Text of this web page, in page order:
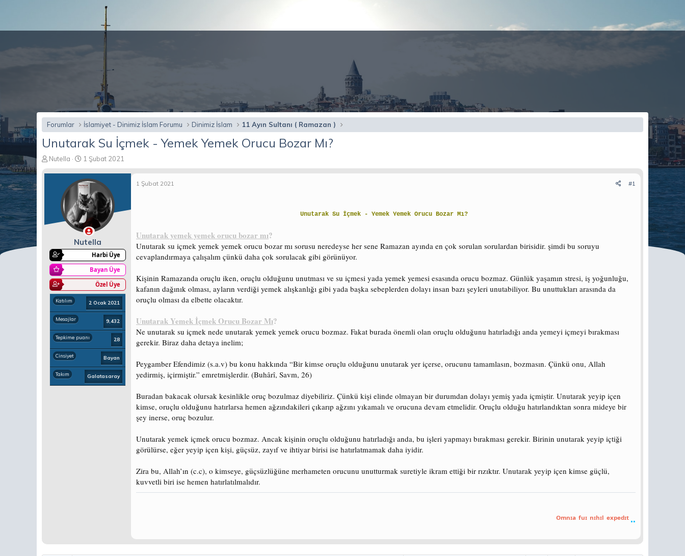
Forumlar İslamiyet - Dinimiz İslam Forumu Dinimiz İslam 11 Ayın Sultanı ( Ramazan )
Unutarak Su İçmek - Yemek Yemek Orucu Bozar Mı?
K
o
b
l
a
t
a
n
Nutella
B
a
l
a
n
g
ı
ç
t
a
r
h
1 Şubat 2021
Nutella
Harbi Üye
Bayan Üye
Özel Üye
Katılım 2 Ocak 2021
Mesajlar 9,432
Tepkime puanı 28
Cinsiyet Bayan
Takım Galatasaray
1 Şubat 2021 #1
Unutarak Su İçmek - Yemek Yemek Orucu Bozar Mı?
Unutarak yemek yemek orucu bozar mı?
Unutarak su içmek yemek yemek orucu bozar mı sorusu neredeyse her sene Ramazan ayında en çok sorulan sorulardan birisidir. şimdi bu soruyu
cevaplandırmaya çalışalım çünkü daha çok sorulacak gibi görünüyor.
Kişinin Ramazanda oruçlu iken, oruçlu olduğunu unutması ve su içmesi yada yemek yemesi esasında orucu bozmaz. Günlük yaşamın stresi, iş yoğunluğu,
kafanın dağınık olması, ayların verdiği yemek alışkanlığı gibi yada başka sebeplerden dolayı insan bazı şeyleri unutabiliyor. Bu unuttukları arasında da
oruçlu olması da elbette olacaktır.
Unutarak Yemek İçmek Orucu Bozar Mı?
Ne unutarak su içmek nede unutarak yemek yemek orucu bozmaz. Fakat burada önemli olan oruçlu olduğunu hatırladığı anda yemeyi içmeyi bırakması
gerekir. Biraz daha detaya inelim;
Peygamber Efendimiz (s.a.v) bu konu hakkında “Bir kimse oruçlu olduğunu unutarak yer içerse, orucunu tamamlasın, bozmasın. Çünkü onu, Allah
yedirmiş, içirmiştir.” emretmişlerdir. (Buhârî, Savm, 26)
Buradan bakacak olursak kesinlikle oruç bozulmaz diyebiliriz. Çünkü kişi elinde olmayan bir durumdan dolayı yemiş yada içmiştir. Unutarak yeyip içen
kimse, oruçlu olduğunu hatırlarsa hemen ağzındakileri çıkarıp ağzını yıkamalı ve orucuna devam etmelidir. Oruçlu olduğu hatırlandıktan sonra mideye bir
şey inerse, oruç bozulur.
Unutarak yemek içmek orucu bozmaz. Ancak kişinin oruçlu olduğunu hatırladığı anda, bu işleri yapmayı bırakması gerekir. Birinin unutarak yeyip içtiği
görülürse, eğer yeyip içen kişi, güçsüz, zayıf ve ihtiyar birisi ise hatırlatmamak daha iyidir.
Zira bu, Allah’ın (c.c), o kimseye, güçsüzlüğüne merhameten orucunu unutturmak suretiyle ikram ettiği bir rızıktır. Unutarak yeyip içen kimse güçlü,
kuvvetli biri ise hemen hatırlatılmalıdır.
ᴼᵐⁿᶦᵃ ᶠᵘᶦ ⁿᶦʰᶦˡ ᵉˣᵖᵉᵈᶦᵗ..